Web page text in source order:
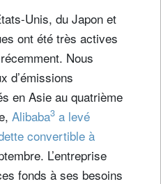
Unis, du Japon et
ont été très actives
Nous
d’émissions
en Asie au quatrième
Alibaba3 a levé
convertible à
L’entreprise
fonds à ses besoins